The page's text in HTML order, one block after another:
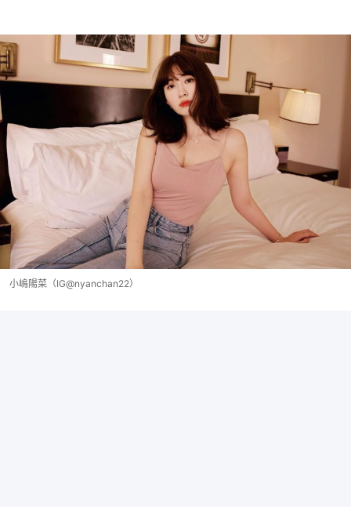
小嶋陽菜（IG@nyanchan22）